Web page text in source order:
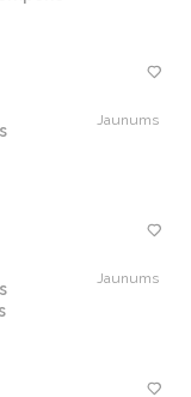
Jaunums
Jaunums